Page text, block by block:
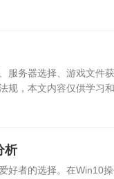
份记录蜀门私服开服信
务器选择、游戏文件
，本文内容仅供学习和
务器硬件配置：根据您
析
者的选择。在Win10操